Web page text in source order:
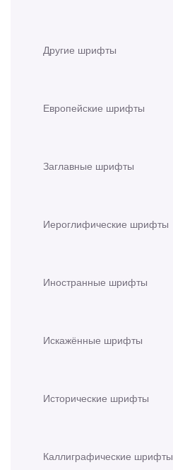
Другие шрифты
Европейские шрифты
Заглавные шрифты
Иероглифические шрифты
Иностранные шрифты
Искажённые шрифты
Исторические шрифты
Каллиграфические шрифты